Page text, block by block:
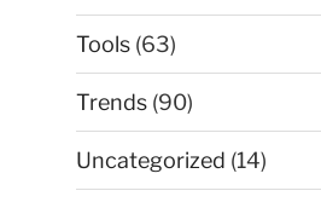
Tools (63)
Trends (90)
Uncategorized (14)